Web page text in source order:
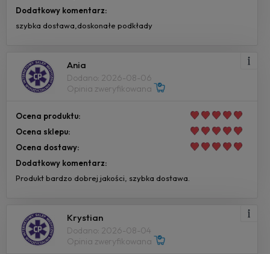
Dodatkowy komentarz:
szybka dostawa,doskonałe podkłady
Ania
Dodano: 2026-08-06
Opinia zweryfikowana
Ocena produktu:
Ocena sklepu:
Ocena dostawy:
Dodatkowy komentarz:
Produkt bardzo dobrej jakości, szybka dostawa.
Krystian
Dodano: 2026-08-04
Opinia zweryfikowana